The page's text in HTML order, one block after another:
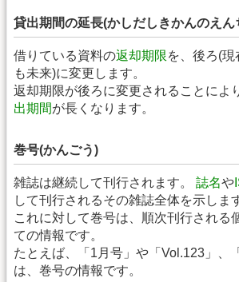
貸出期間の延長(かしだしきかんのえん
借りている資料の返却期限を、後ろ(現
も未来)に変更します。
返却期限が後ろに変更されることによ
出期間が長くなります。
巻号(かんごう)
雑誌は継続して刊行されます。 誌名や
して刊行されるその雑誌全体を示しま
これに対して巻号は、順次刊行される
ての情報です。
たとえば、「1月号」や「Vol.123」、
は、巻号の情報です。